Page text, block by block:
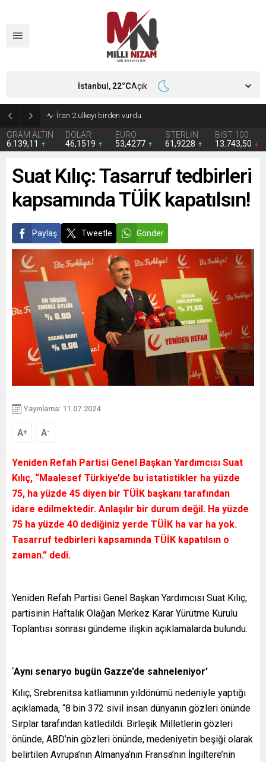
İran 2 ülkeyi birden vurdu
GRAM ALTIN
6.139,11
DOLAR
46,1519
EURO
53,4277
STERLİN
61,9228
BIST 100
13.743,50
İstanbul, 22°CAçık
Suat Kılıç: Tasarruf tedbirleri
kapsamında TÜİK kapatılsın!
Paylaş Tweetle Gönder
Yayınlama: 11.07.2024
A+ A-
Yeniden Refah Partisi Genel Başkan Yardımcısı Suat
Kılıç, “Maalesef Türkiye’de bu istatistikler ha yüzde
75, ha yüzde 45 diyen bir TÜİK başkanı tarafından
idare edilmektedir. Anlaşılır bir durum değil. Ha yüzde
75 ha yüzde 40 dediğiniz yerde TÜİK ha var ha yok.
Tasarruf tedbirleri kapsamında TÜİK kapatılsın o
zaman.” dedi.
Yeniden Refah Partisi Genel Başkan Yardımcısı Suat Kılıç,
partisinin Haftalık Olağan Merkez Karar Yürütme Kurulu
Toplantısı sonrası gündeme ilişkin açıklamalarda bulundu.
‘Aynı senaryo bugün Gazze’de sahneleniyor’
Kılıç, Srebrenitsa katliamının yıldönümü nedeniyle yaptığı
açıklamada, “8 bin 372 sivil insan dünyanın gözleri önünde
Sırplar tarafından katledildi. Birleşik Milletlerin gözleri
önünde, ABD’nin gözleri önünde, medeniyetin beşiği olarak
belirtilen Avrupa’nın Almanya’nın Fransa’nın İngiltere’nin